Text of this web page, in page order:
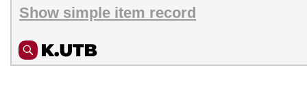
Show simple item record